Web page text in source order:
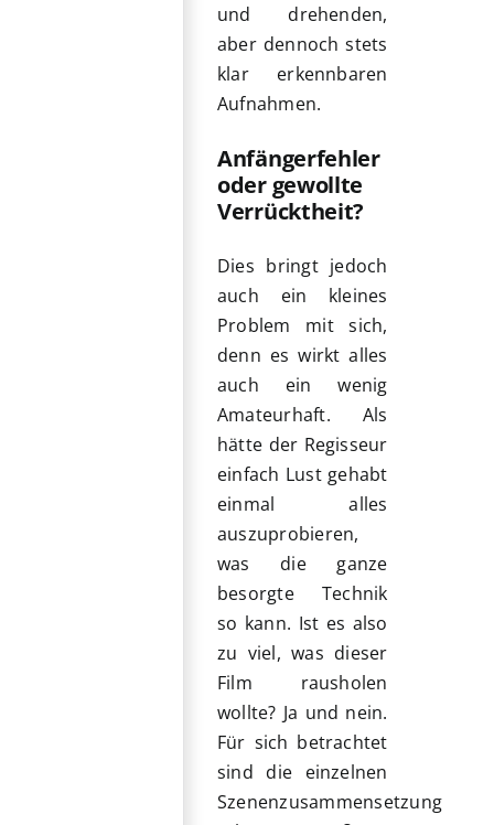
und drehenden,
aber dennoch stets
klar erkennbaren
Aufnahmen.
Anfängerfehler
oder gewollte
Verrücktheit?
Dies bringt jedoch
auch ein kleines
Problem mit sich,
denn es wirkt alles
auch ein wenig
Amateurhaft. Als
hätte der Regisseur
einfach Lust gehabt
einmal alles
auszuprobieren,
was die ganze
besorgte Technik
so kann. Ist es also
zu viel, was dieser
Film rausholen
wollte? Ja und nein.
Für sich betrachtet
sind die einzelnen
Szenenzusammensetzung